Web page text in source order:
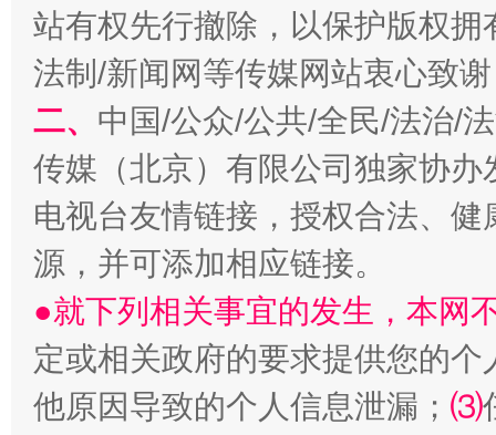
阿坝州三大球赛在茂县开幕
站有权先行撤除，以保护版权
法制/新闻网等传媒网站衷心致
二、 中国/公众/公共/全民/法治/
传媒（北京）有限公司独家协
电视台友情链接，授权合法、
源，并可添加相应链接。
●就下列相关事宜的发生，本网
定或相关政府的要求提供您的个
他原因导致的个人信息泄漏； ⑶